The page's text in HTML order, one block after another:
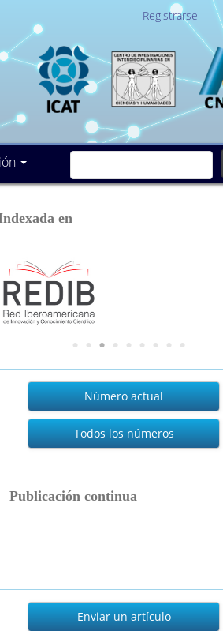
Registrarse
en
Actual
Número actual
Todos los números
Publicación continua
Enviar
Enviar un artículo